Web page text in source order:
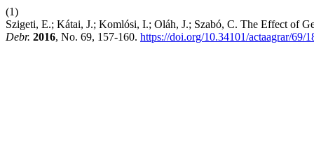
(1)
Szigeti, E.; Kátai, J.; Komlósi, I.; Oláh, J.; Szabó, C. The Effect of
Debr. 2016, No. 69, 157-160. https://doi.org/10.34101/actaagrar/69/